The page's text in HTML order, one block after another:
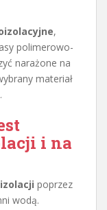
,
polimerowo-
narażone na
materiał
i na
poprzez
wodą.